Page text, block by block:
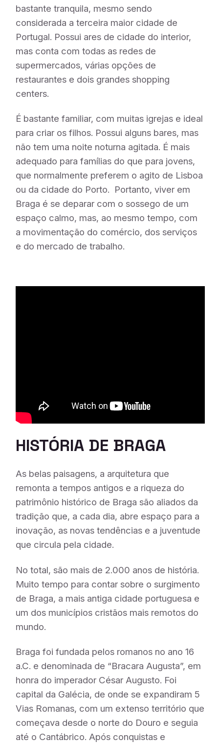
bastante tranquila, mesmo sendo
considerada a terceira maior cidade de
Portugal. Possui ares de cidade do interior,
mas conta com todas as redes de
supermercados, várias opções de
restaurantes e dois grandes shopping
centers.
É bastante familiar, com muitas igrejas e ideal
para criar os filhos. Possui alguns bares, mas
não tem uma noite noturna agitada. É mais
adequado para famílias do que para jovens,
que normalmente preferem o agito de Lisboa
ou da cidade do Porto. Portanto, viver em
Braga é se deparar com o sossego de um
espaço calmo, mas, ao mesmo tempo, com
a movimentação do comércio, dos serviços
e do mercado de trabalho.
HISTÓRIA DE BRAGA
As belas paisagens, a arquitetura que
remonta a tempos antigos e a riqueza do
patrimônio histórico de Braga são aliados da
tradição que, a cada dia, abre espaço para a
inovação, as novas tendências e a juventude
que circula pela cidade.
No total, são mais de 2.000 anos de história.
Muito tempo para contar sobre o surgimento
de Braga, a mais antiga cidade portuguesa e
um dos municípios cristãos mais remotos do
mundo.
Braga foi fundada pelos romanos no ano 16
a.C. e denominada de “Bracara Augusta”, em
honra do imperador César Augusto. Foi
capital da Galécia, de onde se expandiram 5
Vias Romanas, com um extenso território que
começava desde o norte do Douro e seguia
até o Cantábrico. Após conquistas e